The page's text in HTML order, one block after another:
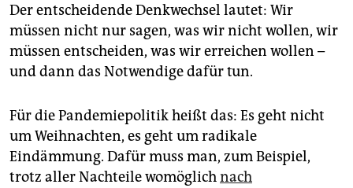
Der entscheidende Denkwechsel lautet: Wir
müssen nicht nur sagen, was wir nicht wollen, wir
müssen entscheiden, was wir erreichen wollen –
und dann das Notwendige dafür tun.
Für die Pandemiepolitik heißt das: Es geht nicht
um Weihnachten, es geht um radikale
Eindämmung. Dafür muss man, zum Beispiel,
trotz aller Nachteile womöglichnach